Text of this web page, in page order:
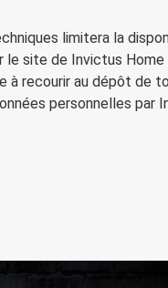
limitera la
site de Invictus
à recourir au dépôt de
personnelles par